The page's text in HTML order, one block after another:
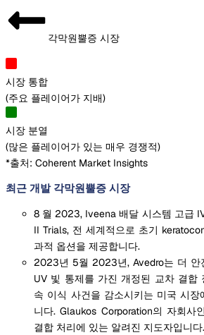
각막원뿔증 시장
시장 통합
(주요 플레이어가 지배)
시장 분열
(많은 플레이어가 있는 매우 경쟁적)
*출처: Coherent Market Insights
최근 개발 각막원뿔증 시장
8 월 2023, Iveena 배달 시스템 고급
II Trials, 전 세계적으로 초기
과적 옵션을 제공합니다.
2023년 5월 2023년, Avedro는 더 안
UV 빛 통제를 가진 개정된 교차 결합
속 이식 사건을 감소시키는 미국 시
니다. Glaukos Corporation의 자회사
결합 처리에 있는 알려진 지도자입니다.